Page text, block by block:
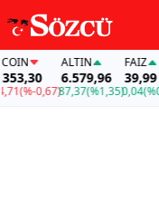
(%-0,67)
ALTIN
6.579,96
87,37(%1,35)
FAİZ
39,99
0,04